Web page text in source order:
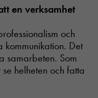
en verksamhet
och
kommunikation. Det
samarbeten. Som
helheten och fatta